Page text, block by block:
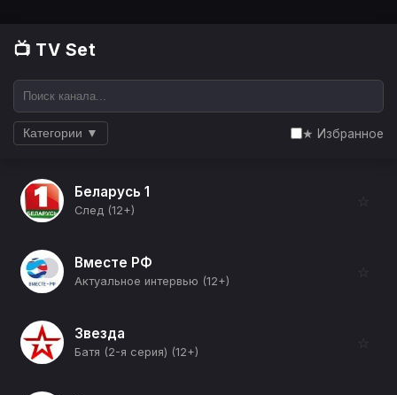
📺 TV Set
Категории ▼ ★ Избранное
Беларусь 1
След (12+)
☆
Вместе РФ
Актуальное интервью (12+)
☆
Звезда
Батя (2-я серия) (12+)
☆